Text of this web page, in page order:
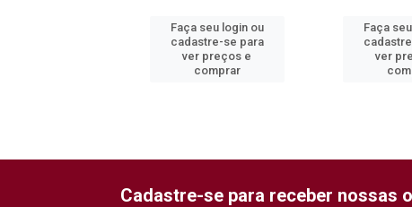
Faça seu login ou
cadastre-se para
ver preços e
comprar
Faça
ver
Cadastre-se para receber nossas